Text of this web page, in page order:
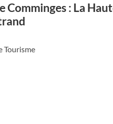
Comminges : La
Tourisme